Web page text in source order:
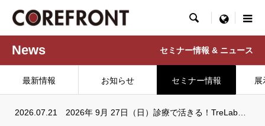
 menu
News セミナー情報 & ニュース
最新情報 お知らせ セミナー情報
2026.07.21